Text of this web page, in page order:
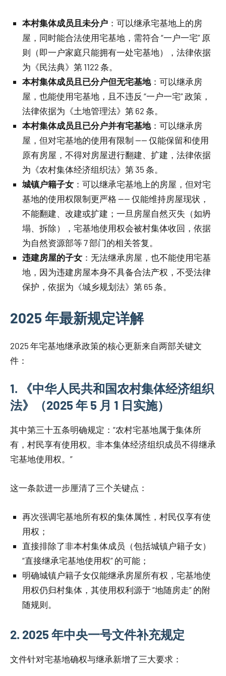
本村集体成员且未分户 ：可以继承宅基地上的房
屋，同时能合法使用宅基地，需符合 “一户一宅” 原
则（即一户家庭只能拥有一处宅基地），法律依据
为《民法典》第 1122 条。
本村集体成员且已分户但无宅基地：可以继承房
屋，也能使用宅基地，且不违反 “一户一宅” 政策，
法律依据为《土地管理法》第 62 条。
本村集体成员且已分户并有宅基地：可以继承房
屋，但对宅基地的使用有限制 —— 仅能保留和使用
原有房屋，不得对房屋进行翻建、扩建，法律依据
为《农村集体经济组织法》第 35 条。
城镇户籍子女 ：可以继承宅基地上的房屋，但对宅
基地的使用权限制更严格 —— 仅能维持房屋现状，
不能翻建、改建或扩建；一旦房屋自然灭失（如坍
塌、拆除），宅基地使用权会被村集体收回，依据
为自然资源部等 7 部门的相关答复。
违建房屋的子女 ：无法继承房屋，也不能使用宅基
地，因为违建房屋本身不具备合法产权，不受法律
保护，依据为《城乡规划法》第 65 条。
2025 年最新规定详解
2025 年宅基地继承政策的核心更新来自两部关键文
件：
1. 《中华人民共和国农村集体经济组织
法》（2025 年 5 月 1 日实施）
其中第三十五条明确规定：“农村宅基地属于集体所
有，村民享有使用权。非本集体经济组织成员不得继承
宅基地使用权。”
这一条款进一步厘清了三个关键点：
再次强调宅基地所有权的集体属性，村民仅享有使
用权；
直接排除了非本村集体成员（包括城镇户籍子女）
“直接继承宅基地使用权” 的可能；
明确城镇户籍子女仅能继承房屋所有权，宅基地使
用权仍归村集体，其使用权利源于 “地随房走” 的附
随规则。
2. 2025 年中央一号文件补充规定
文件针对宅基地确权与继承新增了三大要求：